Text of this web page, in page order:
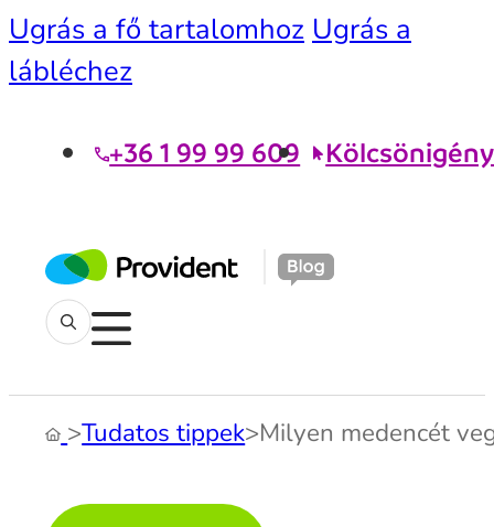
Ugrás a fő tartalomhoz Ugrás a
lábléchez
+36 1 99 99 609
>Tudatos tippek>Milyen medencét